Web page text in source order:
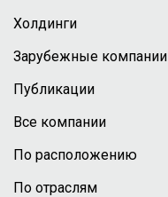
Холдинги
Зарубежные компании
Публикации
Все компании
По расположению
По отраслям